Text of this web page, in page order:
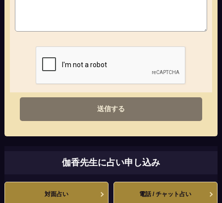
送信する
伽香先生に占い申し込み
対面占い 電話 / チャット占い